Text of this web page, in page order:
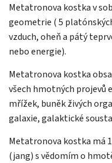
Metatronova kostka v
geometrie ( 5
vzduch, oheň a pátý
nebo energie).
Metatronova kostka
všech hmotných projevů
mřížek, buněk živých
galaxie, galaktické
Metatronova kostka má
(jang) s vědomím o